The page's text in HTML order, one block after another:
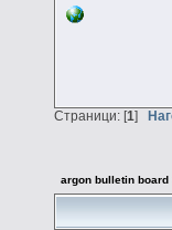
Страници: [1]
argon bulletin board